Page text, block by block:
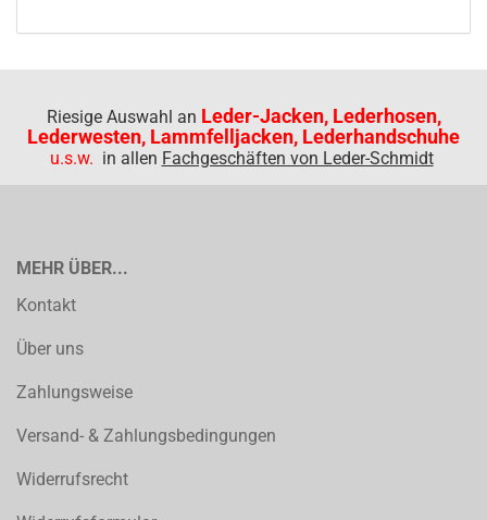
Riesige Auswahl an Leder-Jacken, Lederhosen,
Lederwesten, Lammfelljacken, Lederhandschuhe
u.s.w. in allen Fachgeschäften von Leder-Schmidt
MEHR ÜBER...
Kontakt
Über uns
Zahlungsweise
Versand- & Zahlungsbedingungen
Widerrufsrecht